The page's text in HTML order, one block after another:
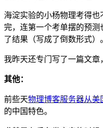
海淀实验的小杨物理考得
完，连第一个考单摆的预
了结果（写成了倒数形式）
我昨天还专门写了一篇文章
其他：
前些天物理博客服务器从美
的中国特色。